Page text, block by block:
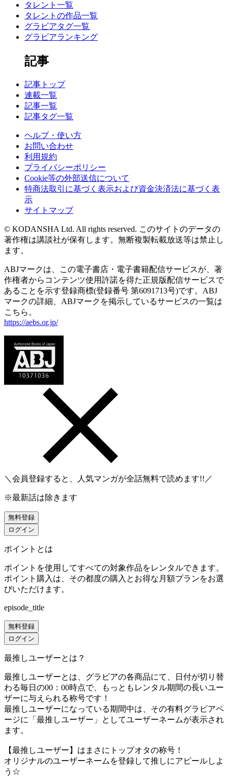
タレント一覧
タレントの作品一覧
グラビアタグ一覧
グラビアランキング
記事
記事トップ
連載一覧
記事一覧
記事タグ一覧
ヘルプ・使い方
お問い合わせ
利用規約
プライバシーポリシー
Cookie等の外部送信について
特商法取引に基づく表示および資金決済法に基づく表
示
サイトマップ
© KODANSHA Ltd. All rights reserved. このサイトのデータの
著作権は講談社が保有します。無断複製転載放送等は禁止し
ます。
ABJマークは、この電子書店・電子書籍配信サービスが、著
作権者からコンテンツ使用許諾を得た正規版配信サービスで
あることを示す登録商標(登録番号 第6091713号)です。ABJ
マークの詳細、ABJマークを掲示しているサービスの一覧は
こちら。
https://aebs.or.jp/
＼会員登録すると、人気マンガが全話無料で読めます!!／
※最新話は除きます
無料登録
ログイン
ポイントとは
ポイントを使用してすべての対象作品をレンタルできます。
ポイント購入は、その都度の購入とお得な月額プランをお選
びいただけます。
episode_title
無料登録
ログイン
最推しユーザーとは？
最推しユーザーとは、グラビアの各商品にて、日付が切り替
わる毎日の00：00時点で、
もっともレンタル期間の長いユー
ザーに与えられる称号です！
最推しユーザーになっている期間中は、 その有料グラビアペ
ージに「最推しユーザー」としてユーザーネームが表示され
ます。
【最推しユーザー】はまさにトップオタの称号！
オリジナルのユーザーネームを登録して推しにアピールしよ
う☆